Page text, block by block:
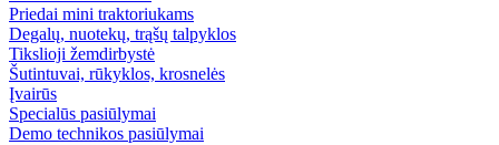
Priedai mini traktoriukams
Degalų, nuotekų, trąšų talpyklos
Tikslioji žemdirbystė
Šutintuvai, rūkyklos, krosnelės
Įvairūs
Specialūs pasiūlymai
Demo technikos pasiūlymai